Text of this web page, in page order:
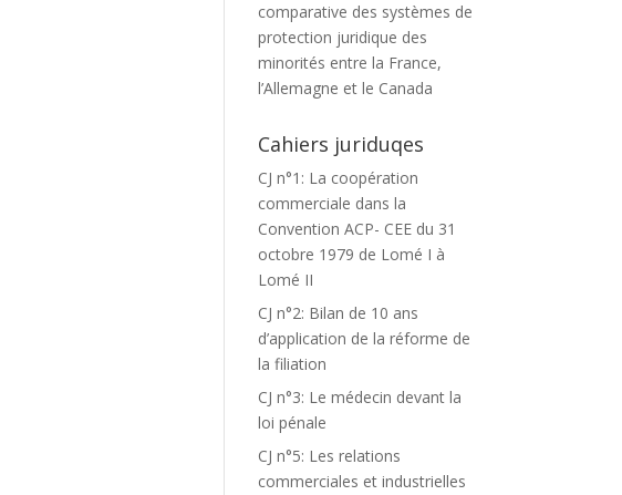
comparative des systèmes de
protection juridique des
minorités entre la France,
l’Allemagne et le Canada
Cahiers juriduqes
CJ n°1: La coopération
commerciale dans la
Convention ACP- CEE du 31
octobre 1979 de Lomé I à
Lomé II
CJ n°2: Bilan de 10 ans
d’application de la réforme de
la filiation
CJ n°3: Le médecin devant la
loi pénale
CJ n°5: Les relations
commerciales et industrielles